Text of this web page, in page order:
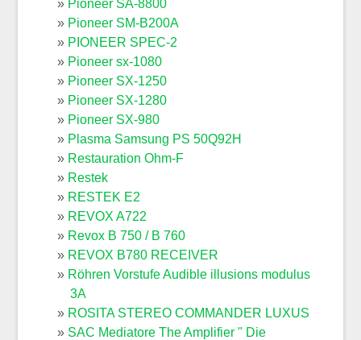
Pioneer SA-8800
Pioneer SM-B200A
PIONEER SPEC-2
Pioneer sx-1080
Pioneer SX-1250
Pioneer SX-1280
Pioneer SX-980
Plasma Samsung PS 50Q92H
Restauration Ohm-F
Restek
RESTEK E2
REVOX A722
Revox B 750 / B 760
REVOX B780 RECEIVER
Röhren Vorstufe Audible illusions modulus
3A
ROSITA STEREO COMMANDER LUXUS
SAC Mediatore The Amplifier " Die